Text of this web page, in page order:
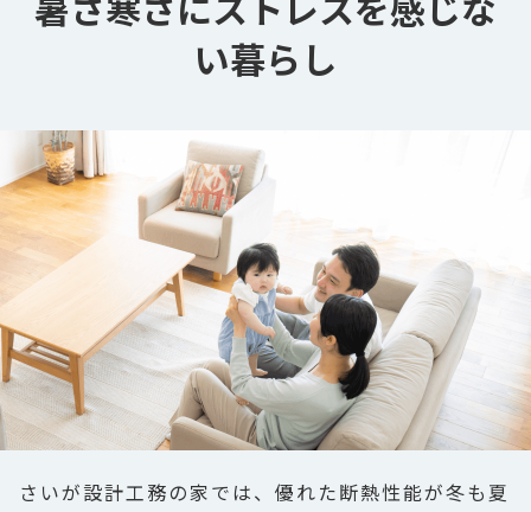
い暮らし
さいが設計工務の家では、優れた断熱性能が冬も夏